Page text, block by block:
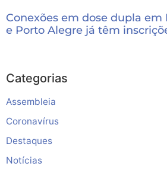
Conexões em dose dupla em
e Porto Alegre já têm
Categorias
Assembleia
Coronavírus
Destaques
Notícias